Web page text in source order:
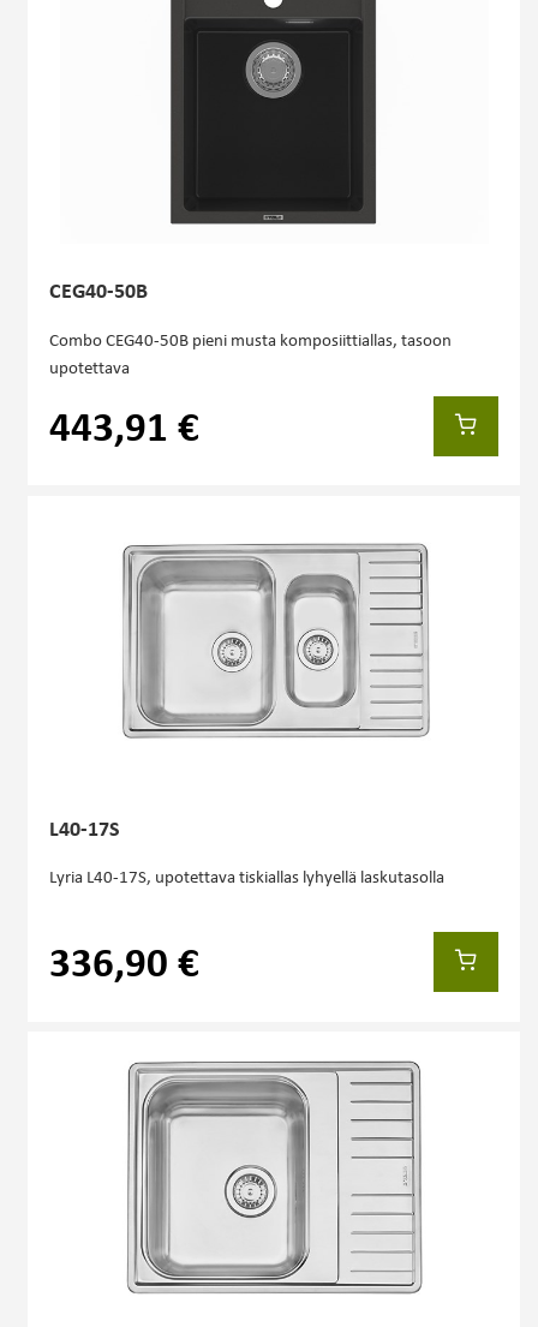
CEG40-50B
Combo CEG40-50B pieni musta komposiittiallas, tasoon
upotettava
443,91 €
L40-17S
Lyria L40-17S, upotettava tiskiallas lyhyellä laskutasolla
336,90 €